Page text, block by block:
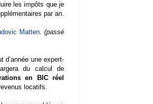
les impôts que je
par an.
Matten.(passé
d’année une expert-
du calcul de
en BIC réel
locatifs.